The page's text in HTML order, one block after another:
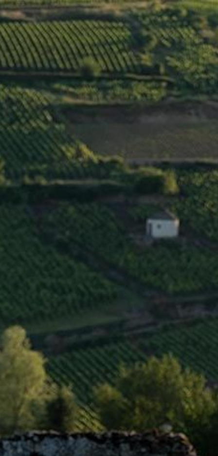
Menu
SAVIGNY-LÈS-
BEAUNE 1ER CRU
« LES
VERGELESSES »
2015
>Jaffelin/ France/ Côte de Beaune
INFOS CLÉS
Côte de Beaune
Niveau 1er Cru
Couleur